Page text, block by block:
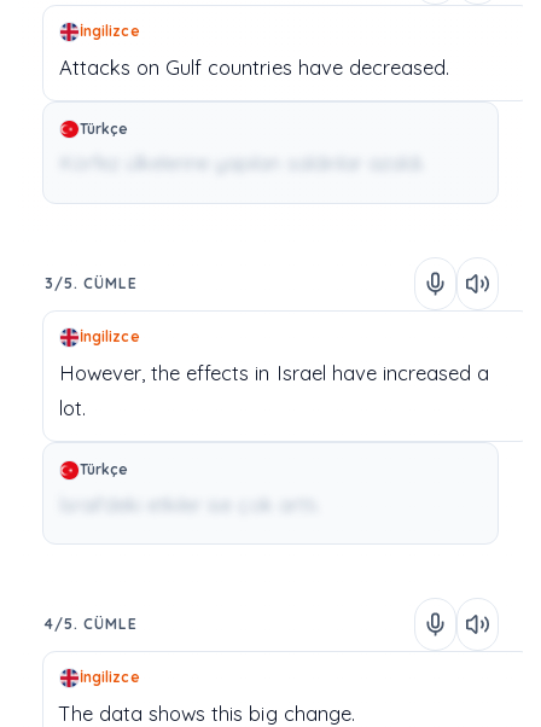
İngilizce
Attacks on Gulf countries have decreased.
Türkçe
3/5. CÜMLE
İngilizce
However, the effects in Israel have increased a
lot.
Türkçe
İsrail'deki etkiler ise çok arttı.
4/5. CÜMLE
İngilizce
The data shows this big change.